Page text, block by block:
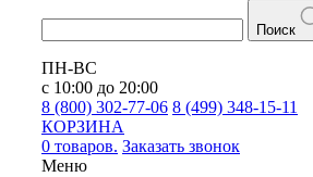
Поиск
ПН-ВС
с 10:00 до 20:00
8 (800) 302-77-06 8 (499) 348-15-11
КОРЗИНА
0 товаров. Заказать звонок
Меню